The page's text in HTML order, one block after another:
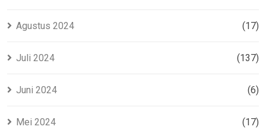
Agustus 2024 (17)
Juli 2024 (137)
Juni 2024 (6)
Mei 2024 (17)